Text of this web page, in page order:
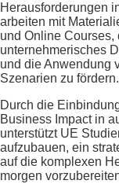
Herausforderungen
arbeiten mit
und Online Courses,
unternehmerisches
und die Anwendung
Szenarien zu fördern.
Durch die
Business Impact in
unterstützt UE
aufzubauen, ein
auf die komplexen
morgen